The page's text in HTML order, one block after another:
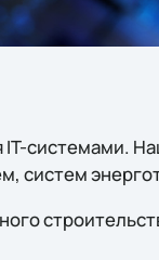
системами.
систем